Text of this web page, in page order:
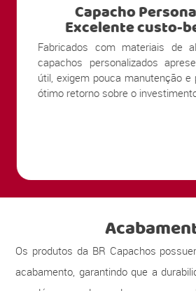
Capacho
Excelente custo-
Fabricados com materiais de
capachos personalizados
útil, exigem pouca manutenção e
ótimo retorno sobre o
Os produtos da BR Capachos
acabamento, garantindo que a